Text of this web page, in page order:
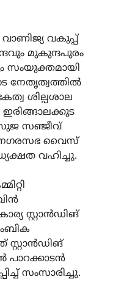
വകുപ്പ്
മുകുന്ദപുരം
സംയുക്തമായി
നേതൃത്വത്തിൽ
ശില്പശാല
സഞ്ജീവ്
നഗരസഭ വൈസ്
വഹിച്ചു.
സ്റ്റാൻഡിങ്
സ്റ്റാൻഡിങ്
പാറക്കാടൻ
സംസാരിച്ചു.